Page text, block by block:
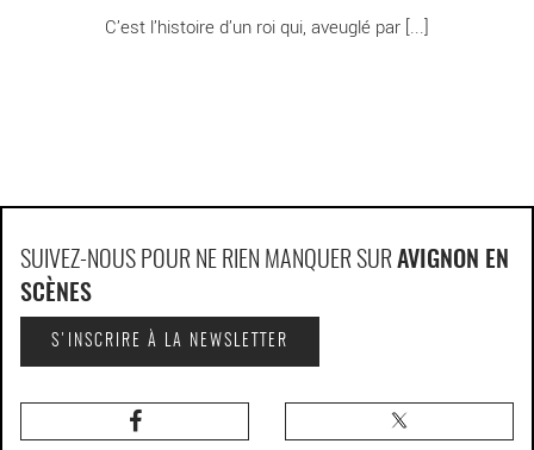
C’est l’histoire d’un roi qui, aveuglé par [...]
SUIVEZ-NOUS POUR NE RIEN MANQUER SUR AVIGNON EN
SCÈNES
S'INSCRIRE À LA NEWSLETTER